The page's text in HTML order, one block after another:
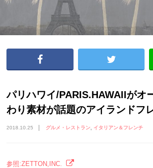
パリハワイ/PARIS.HAWAIIがオ
わり素材が話題のアイランドフ
2018.10.25 グルメ・レストラン イタリアン＆フレンチ
参照:ZETTON,INC.